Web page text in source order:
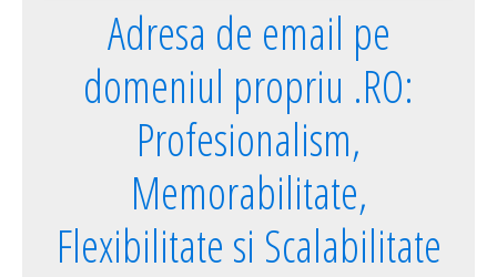
Adresa de email pe
domeniul propriu .RO:
Profesionalism,
Memorabilitate,
Flexibilitate si Scalabilitate